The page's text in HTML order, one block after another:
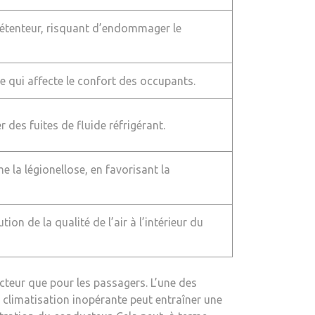
risquant d’endommager le
qui affecte le confort des occupants.
des fuites de fluide réfrigérant.
la légionellose, en favorisant la
de la qualité de l’air à l’intérieur du
que pour les passagers. L’une des
inopérante peut entraîner une